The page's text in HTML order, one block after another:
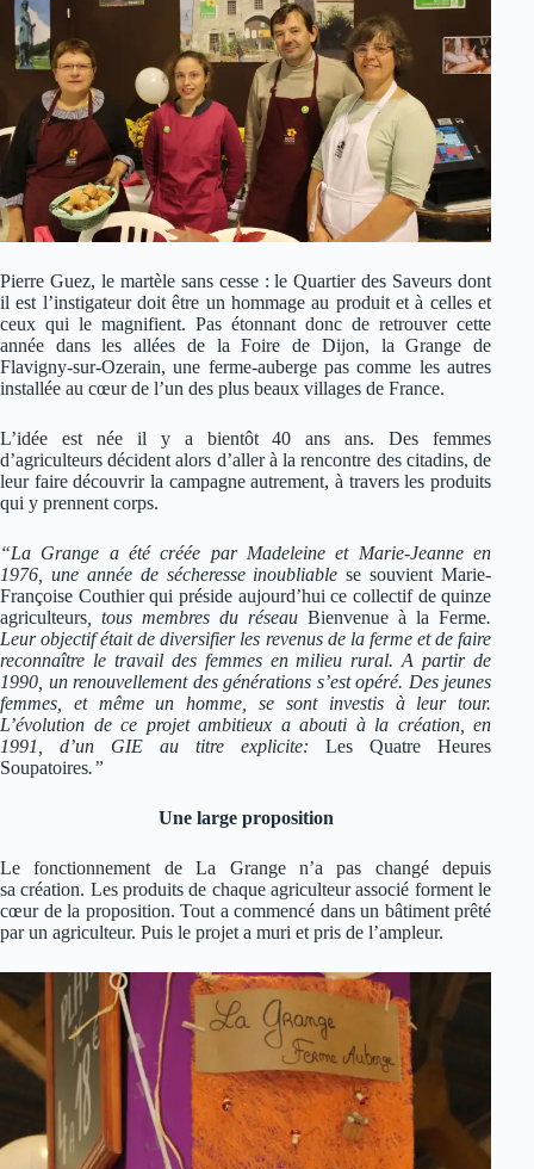
Pierre Guez, le martèle sans cesse : le Quartier des Saveurs dont
il est l’instigateur doit être un hommage au produit et à celles et
ceux qui le magnifient. Pas étonnant donc de retrouver cette
année dans les allées de la Foire de Dijon, la Grange de
Flavigny-sur-Ozerain, une ferme-auberge pas comme les autres
installée au cœur de l’un des plus beaux villages de France.
L’idée est née il y a bientôt 40 ans ans. Des femmes
d’agriculteurs décident alors d’aller à la rencontre des citadins, de
leur faire découvrir la campagne autrement, à travers les produits
qui y prennent corps.
“La Grange a été créée par Madeleine et Marie-Jeanne en
1976, une année de sécheresse inoubliablese souvient Marie-
Françoise Couthier qui préside aujourd’hui ce collectif de quinze
agriculteurs , tous membres du réseauBienvenue à la Ferme.
Leur objectif était de diversifier les revenus de la ferme et de faire
reconnaître le travail des femmes en milieu rural. A partir de
1990, un renouvellement des générations s’est opéré. Des jeunes
femmes, et même un homme, se sont investis à leur tour.
L’évolution de ce projet ambitieux a abouti à la création, en
1991, d’un GIE au titre explicite:Les Quatre Heures
Soupatoires.”
Une large proposition
Le fonctionnement de La Grange n’a pas changé depuis
sa création. Les produits de chaque agriculteur associé forment le
cœur de la proposition. Tout a commencé dans un bâtiment prêté
par un agriculteur. Puis le projet a muri et pris de l’ampleur.